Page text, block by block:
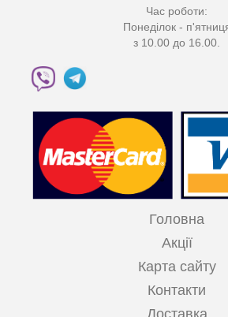
Час роботи:
Понеділок -
з 10.00 до 16.00.
Головна
Акції
Карта сайту
Контакти